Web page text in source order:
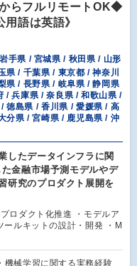
らフルリモートOK◆
語は英語》
手県 / 宮城県 / 秋田県 / 山形
県 / 千葉県 / 東京都 / 神奈川
県 / 長野県 / 岐阜県 / 静岡県
/ 兵庫県 / 奈良県 / 和歌山県 /
徳島県 / 香川県 / 愛媛県 / 高
分県 / 宮崎県 / 鹿児島県 / 沖
したデータインフラに関
金融市場予測モデルやデ
研究のプロダクト展開を
ロダクト化推進 ・モデルア
ルキットの設計・開発 ・M
機械学習に関する実務経験